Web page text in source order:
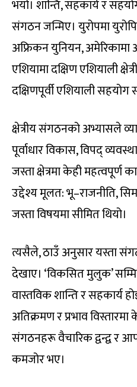
भयो। शान्ति, सहकार्य र
संगठन जन्मिए। युरोपमा
अफ्रिकन युनियन, अमेरिकामा
एशियामा दक्षिण एशियाली
दक्षिणपूर्वी एशियाली
क्षेत्रीय संगठनको अभ्यासले
पूर्वाधार विकास, विपद्
जस्ता क्षेत्रमा केही महत्वपूर्ण
उद्देश्य मूलत: भू–राजनीति,
जस्ता विषयमा सीमित थियो।
त्यसैले, ठाउँ अनुसार यस्ता
देखाए। ‘विकसित मुलुक’
वास्तविक शान्ति र सहकार्य
अतिक्रमण र प्रभाव विस्तारमा
संगठनहरू वैचारिक द्वन्द्व र
कमजोर भए।